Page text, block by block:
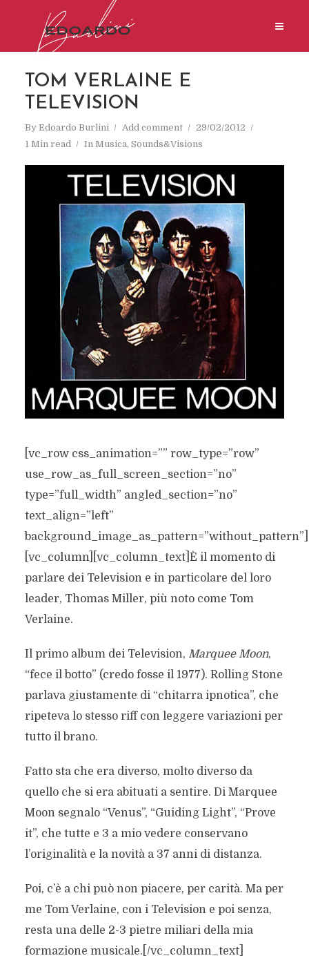
TOM VERLAINE E
TELEVISION
By Edoardo Burlini Add comment
29/02/2012
1 Min read
In Musica, Sounds&Visions
[vc_row css_animation=”” row_type=”row”
use_row_as_full_screen_section=”no”
type=”full_width” angled_section=”no”
text_align=”left”
background_image_as_pattern=”without_pattern”]
[vc_column][vc_column_text]È il momento di
parlare dei Television e in particolare del loro
leader, Thomas Miller, più noto come Tom
Verlaine.
Il primo album dei Television, Marquee Moon,
“fece il botto” (credo fosse il 1977). Rolling Stone
parlava giustamente di “chitarra ipnotica”, che
ripeteva lo stesso riff con leggere variazioni per
tutto il brano.
Fatto sta che era diverso, molto diverso da
quello che si era abituati a sentire. Di Marquee
Moon segnalo “Venus”, “Guiding Light”, “Prove
it”, che tutte e 3 a mio vedere conservano
l’originalità e la novità a 37 anni di distanza.
Poi, c’è a chi può non piacere, per carità. Ma per
me Tom Verlaine, con i Television e poi senza,
resta una delle 2-3 pietre miliari della mia
formazione musicale.[/vc_column_text]